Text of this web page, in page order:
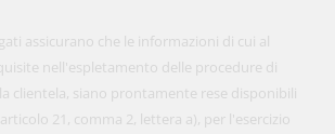
assicurano che le informazioni di cui al
nell'espletamento delle procedure di
clientela, siano prontamente rese disponibili
21, comma 2, lettera a), per l'esercizio